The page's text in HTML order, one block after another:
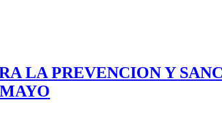
LA PREVENCION Y